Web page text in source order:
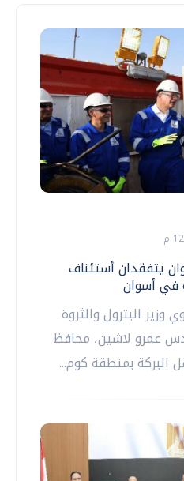
يتفقدان أستئناف
في أسوان
البترول والثروة
عمرو لاشين، محافظ
البركة بمنطقة كوم...